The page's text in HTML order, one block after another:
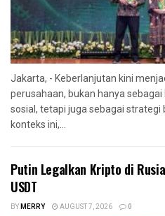
Jakarta, - Keberlanjutan kini
perusahaan, bukan hanya
sosial, tetapi juga sebagai strategi
konteks ini,...
Putin Legalkan Kripto di
USDT
BYMERRY AUGUST 7, 2026 0